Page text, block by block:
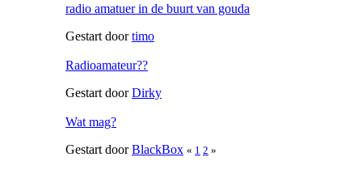
radio amatuer in de buurt van gouda
Gestart doortimo
Radioamateur??
Gestart doorDirky
Wat mag?
Gestart doorBlackBox « 1 2 »